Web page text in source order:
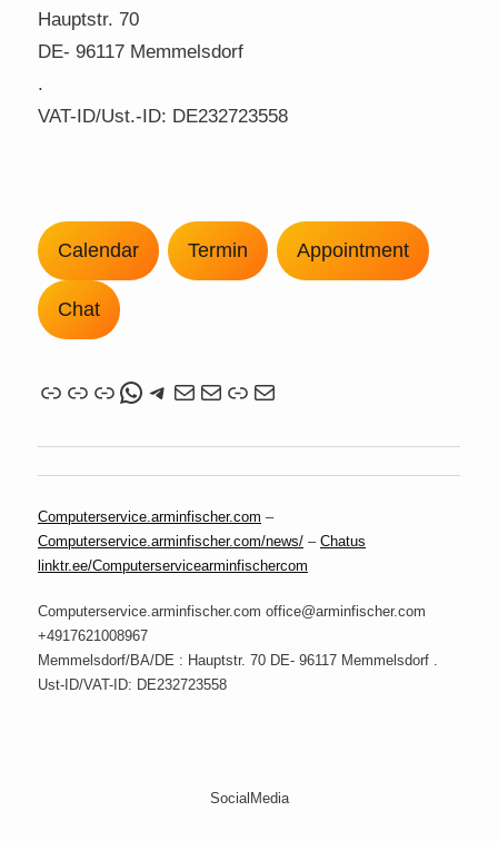
Hauptstr. 70
DE- 96117 Memmelsdorf
.
VAT-ID/Ust.-ID: DE232723558
Calendar Termin Appointment
Chat
LinkLinkLinkWhatsApp
Telegram
MailMailLink
Mail
Computerservice.arminfischer.com –
Computerservice.arminfischer.com/news/ – Chatus
linktr.ee/Computerservicearminfischercom
Computerservice.arminfischer.com office@arminfischer.com
+4917621008967
Memmelsdorf/BA/DE : Hauptstr. 70 DE- 96117 Memmelsdorf .
Ust-ID/VAT-ID: DE232723558
SocialMedia